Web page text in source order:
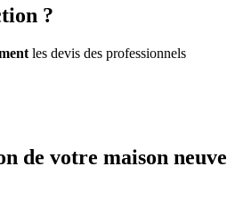
?
les devis des professionnels
de votre maison neuve